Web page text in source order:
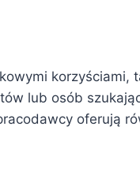
korzyściami,
lub osób
oferują